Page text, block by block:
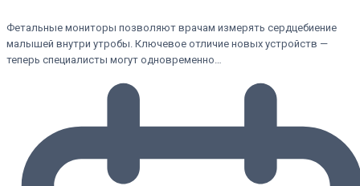
Фетальные мониторы позволяют врачам измерять сердцебиение
малышей внутри утробы. Ключевое отличие новых устройств —
теперь специалисты могут одновременно…